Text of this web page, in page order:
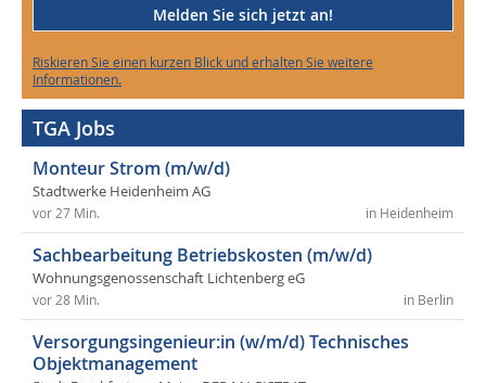
Melden Sie sich jetzt an!
Riskieren Sie einen kurzen Blick und erhalten Sie weitere
Informationen.
TGA Jobs
Monteur Strom (m/w/d)
Stadtwerke Heidenheim AG
in Heidenheim
vor 27 Min.
Sachbearbeitung Betriebskosten (m/w/d)
Wohnungsgenossenschaft Lichtenberg eG
in Berlin
vor 28 Min.
Versorgungsingenieur:in (w/m/d) Technisches
Objektmanagement